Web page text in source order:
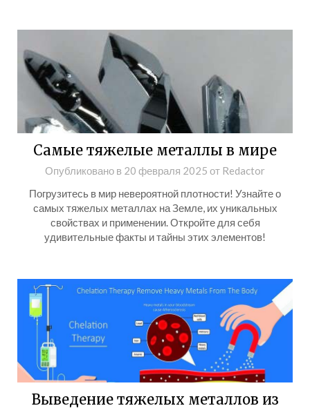
Самые тяжелые металлы в мире
Опубликовано в 20 февраля 2025 от Redactor
Погрузитесь в мир невероятной плотности! Узнайте о
самых тяжелых металлах на Земле, их уникальных
свойствах и применении. Откройте для себя
удивительные факты и тайны этих элементов!
Выведение тяжелых металлов из